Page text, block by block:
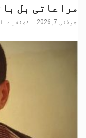
مراعاتی بل
جولائی 7, 2026 غضنفر